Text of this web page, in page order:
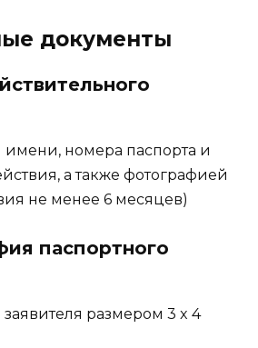
документы
имени, номера паспорта и
а также фотографией
не менее 6 месяцев)
паспортного
размером 3 x 4